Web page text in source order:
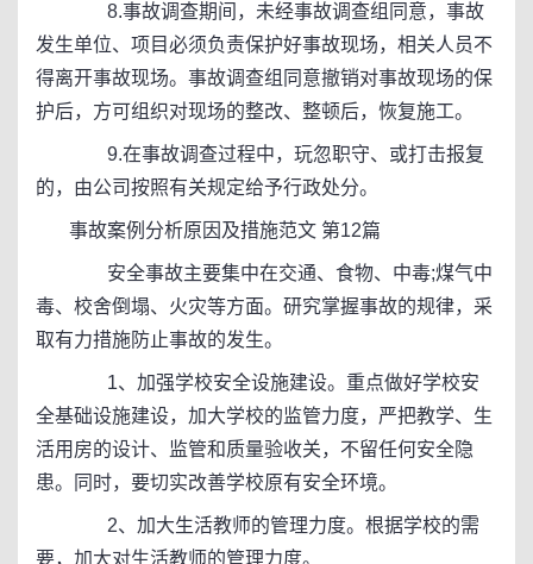
8.事故调查期间，未经事故调查组同意，事故
发生单位、项目必须负责保护好事故现场，相关人员不
得离开事故现场。事故调查组同意撤销对事故现场的保
护后，方可组织对现场的整改、整顿后，恢复施工。
9.在事故调查过程中，玩忽职守、或打击报复
的，由公司按照有关规定给予行政处分。
事故案例分析原因及措施范文 第12篇
安全事故主要集中在交通、食物、中毒;煤气中
毒、校舍倒塌、火灾等方面。研究掌握事故的规律，采
取有力措施防止事故的发生。
1、加强学校安全设施建设。重点做好学校安
全基础设施建设，加大学校的监管力度，严把教学、生
活用房的设计、监管和质量验收关，不留任何安全隐
患。同时，要切实改善学校原有安全环境。
2、加大生活教师的管理力度。根据学校的需
要，加大对生活教师的管理力度。